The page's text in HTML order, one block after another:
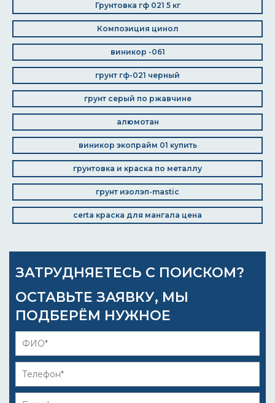
Грунтовка гф 021 5 кг
Композиция цинол
виникор -061
грунт гф-021 черный
грунт серый по ржавчине
алюмотан
виникор экопрайм 01 купить
грунтовка и краска по металлу
грунт изолэп-mastic
certa краска для мангала цена
ЗАТРУДНЯЕТЕСЬ С ПОИСКОМ?
ОСТАВЬТЕ ЗАЯВКУ, МЫ
ПОДБЕРЁМ НУЖНОЕ